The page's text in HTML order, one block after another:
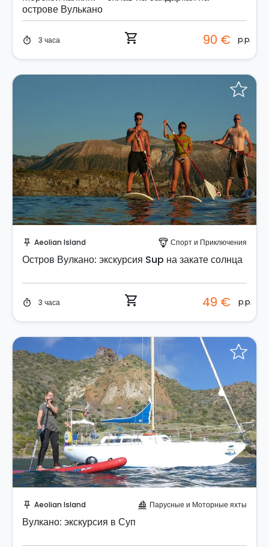
острове Вулькано
timer 3 часа shopping_cart 90 € p.p.
push_pin Aeolian Island paragliding Спорт и Приключения
Остров Вулкано: экскурсия Sup на закате солнца
timer 3 часа shopping_cart 49 € p.p.
push_pin Aeolian Island sailing Парусные и Моторные яхты
Вулкано: экскурсия в Суп